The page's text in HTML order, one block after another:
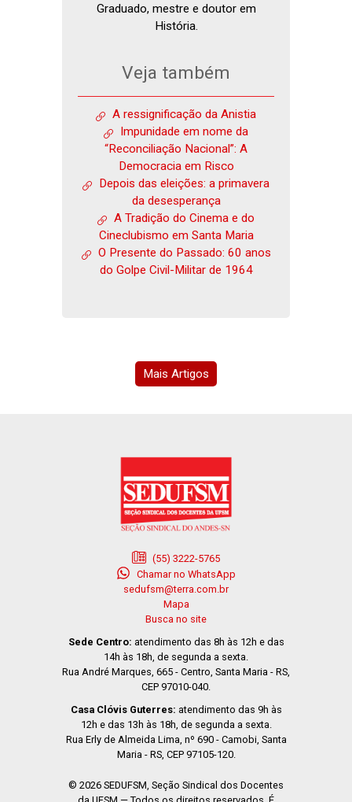
Graduado, mestre e doutor em
História.
Veja também
A ressignificação da Anistia
Impunidade em nome da
“Reconciliação Nacional”: A
Democracia em Risco
Depois das eleições: a primavera
da desesperança
A Tradição do Cinema e do
Cineclubismo em Santa Maria
O Presente do Passado: 60 anos
do Golpe Civil-Militar de 1964
Mais Artigos
(55) 3222-5765
Chamar no WhatsApp
sedufsm@terra.com.br
Mapa
Busca no site
Sede Centro: atendimento das 8h às 12h e das
14h às 18h, de segunda a sexta.
Rua André Marques, 665 - Centro, Santa Maria - RS,
CEP 97010-040.
Casa Clóvis Guterres: atendimento das 9h às
12h e das 13h às 18h, de segunda a sexta.
Rua Erly de Almeida Lima, nº 690 - Camobi, Santa
Maria - RS, CEP 97105-120.
© 2026 SEDUFSM, Seção Sindical dos Docentes